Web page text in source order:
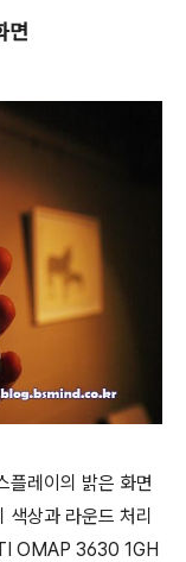
면
플레이의 밝은 화면
상과 라운드 처리
OMAP 3630 1GH